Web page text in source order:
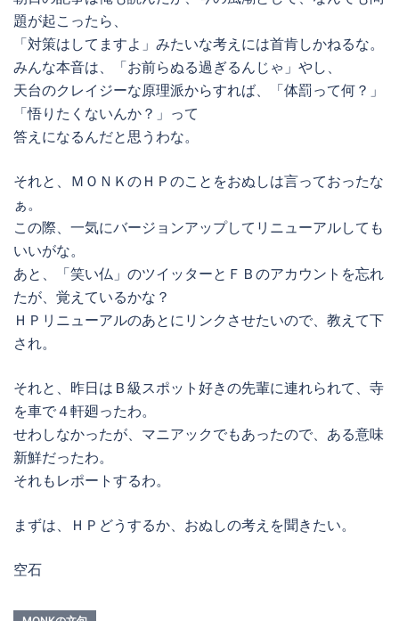
題が起こったら、
「対策はしてますよ」みたいな考えには首肯しかねるな。
みんな本音は、「お前らぬる過ぎるんじゃ」やし、
天台のクレイジーな原理派からすれば、「体罰って何？」
「悟りたくないんか？」って
答えになるんだと思うわな。
それと、ＭＯＮＫのＨＰのことをおぬしは言っておったな
ぁ。
この際、一気にバージョンアップしてリニューアルしても
いいがな。
あと、「笑い仏」のツイッターとＦＢのアカウントを忘れ
たが、覚えているかな？
ＨＰリニューアルのあとにリンクさせたいので、教えて下
され。
それと、昨日はＢ級スポット好きの先輩に連れられて、寺
を車で４軒廻ったわ。
せわしなかったが、マニアックでもあったので、ある意味
新鮮だったわ。
それもレポートするわ。
まずは、ＨＰどうするか、おぬしの考えを聞きたい。
空石